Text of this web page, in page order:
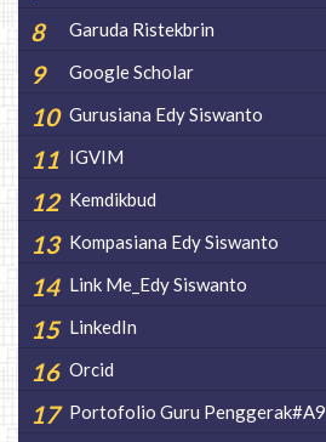
Garuda Ristekbrin
Google Scholar
Gurusiana Edy Siswanto
IGVIM
Kemdikbud
Kompasiana Edy Siswanto
Link Me_Edy Siswanto
LinkedIn
Orcid
Portofolio Guru Penggerak#A9